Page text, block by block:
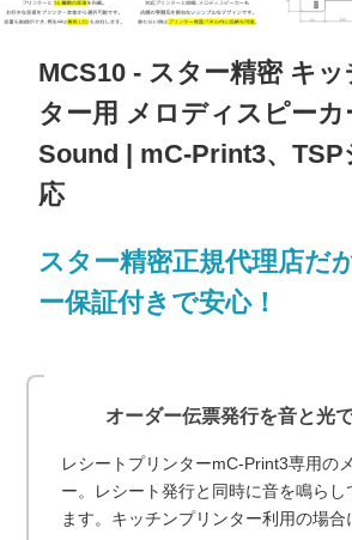
MCS10 - スター精密 キ
ター用 メロディスピーカ
Sound | mC-Print3、TSP
応
スター精密正規代理店だ
ー保証付きで安心！
オーダー伝票発行を音と光
レシートプリンターmC-Print3専用の
ー。レシート発行と同時に音を鳴らし
ます。キッチンプリンター利用の場合